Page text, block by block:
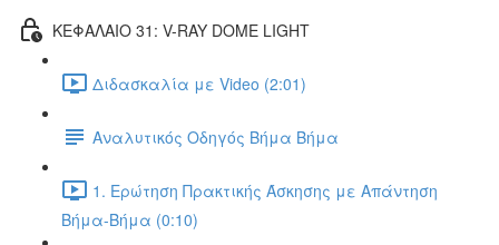
ΚΕΦΑΛΑΙΟ 31: V-RAY DOME LIGHT
Διδασκαλία με Video (2:01)
Αναλυτικός Οδηγός Βήμα Βήμα
1. Ερώτηση Πρακτικής Άσκησης με Απάντηση
Βήμα-Βήμα (0:10)